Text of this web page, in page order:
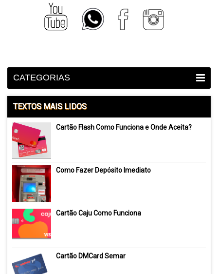
CATEGORIAS
TEXTOS MAIS LIDOS
Cartão Flash Como Funciona e Onde Aceita?
Como Fazer Depósito Imediato
Cartão Caju Como Funciona
Cartão DMCard Semar